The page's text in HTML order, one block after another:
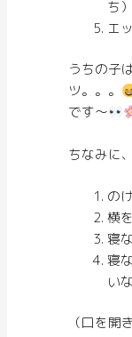
ち）
エ
うちの子
ツ。。。
です〜
ちなみに
の
横
寝
寝
い
（口を開